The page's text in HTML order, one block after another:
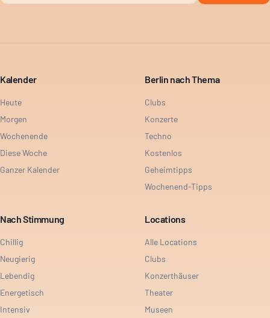
Kalender
Heute
Morgen
Wochenende
Diese Woche
Ganzer Kalender
Berlin nach Thema
Clubs
Konzerte
Techno
Kostenlos
Geheimtipps
Wochenend-Tipps
Nach Stimmung
Chillig
Neugierig
Lebendig
Energetisch
Intensiv
Locations
Alle Locations
Clubs
Konzerthäuser
Theater
Museen